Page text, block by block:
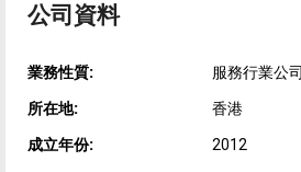
公司資料
業務性質: 服務行業公司
所在地: 香港
成立年份: 2012